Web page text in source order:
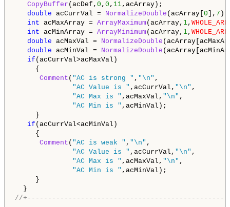
CopyBuffer (acDef, 0 , 0 , 11,acArray);
double acCurrVal = NormalizeDouble (acArray[ 0 ], 7 );
int acMaxArray = ArrayMaximum(acArray, 1,
int acMinArray = ArrayMinimum(acArray, 1,
double acMaxVal = NormalizeDouble
double acMinVal = NormalizeDouble
if (acCurrVal>acMaxVal)
{
Comment ( "AC is strong " , "\n" ,
"AC Value is " ,acCurrVal, "\n" ,
"AC Max is " ,acMaxVal, "\n" ,
"AC Min is " ,acMinVal);
}
if (acCurrVal<acMinVal)
{
Comment ( "AC is weak " , "\n" ,
"AC Value is " ,acCurrVal, "\n" ,
"AC Max is " ,acMaxVal, "\n" ,
"AC Min is " ,acMinVal);
}
//